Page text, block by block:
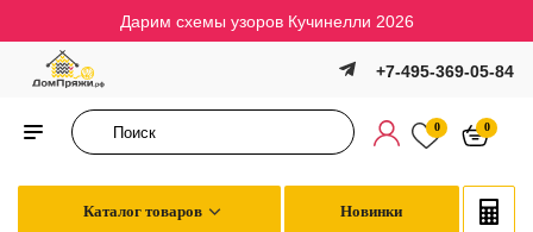
Дарим схемы узоров Кучинелли 2026
+7-495-369-05-84
0 0
Каталог товаров Новинки